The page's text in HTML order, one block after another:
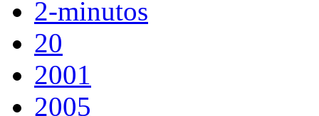
2-minutos
20
2001
2005